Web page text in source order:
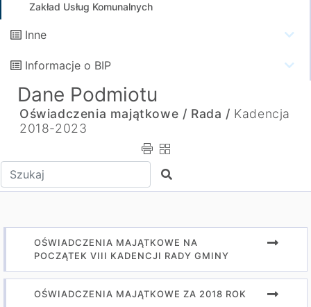
Zakład Usług Komunalnych
Inne
Informacje o BIP
Dane Podmiotu
Oświadczenia majątkowe / Rada / Kadencja
2018-2023
Wpisz tekst do wyszukania Szukaj
OŚWIADCZENIA MAJĄTKOWE NA
POCZĄTEK VIII KADENCJI RADY GMINY
OŚWIADCZENIA MAJĄTKOWE ZA 2018 ROK